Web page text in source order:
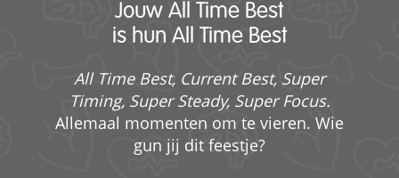
Jouw All Time Best
is hun All Time Best
All Time Best, Current Best, Super
Timing, Super Steady, Super Focus.
Allemaal momenten om te vieren. Wie
gun jij dit feestje?